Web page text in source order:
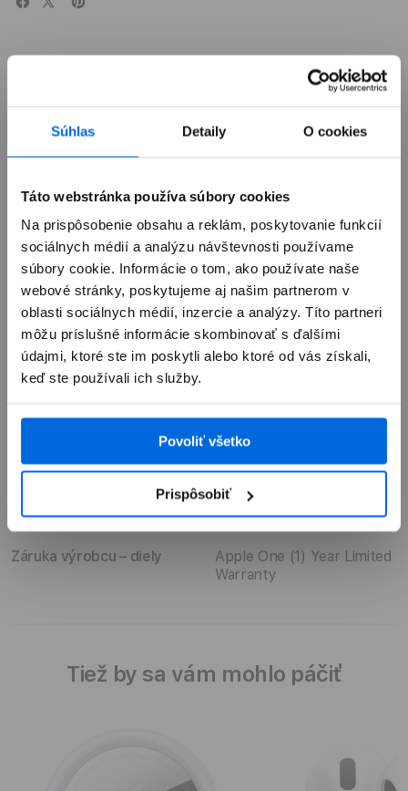
Súhlas Detaily O cookies
Táto webstránka používa súbory cookies
Na prispôsobenie obsahu a reklám, poskytovanie funkcií
sociálnych médií a analýzu návštevnosti používame
súbory cookie. Informácie o tom, ako používate naše
webové stránky, poskytujeme aj našim partnerom v
oblasti sociálnych médií, inzercie a analýzy. Títo partneri
môžu príslušné informácie skombinovať s ďalšími
údajmi, ktoré ste im poskytli alebo ktoré od vás získali,
keď ste používali ich služby.
Povoliť všetko
Prispôsobiť
Prehľad
offers front and back protection for your device. It
automatically wakes your iPad when opened and puts
it to sleep when closed. The Smart Folio attaches
magnetically, and you can easily fold it into different
positions to create a stand for reading, viewing,
typing or making FaceTime calls.
Čo sa nachádza v krabici
Smart Folio
Záruka
Záruka výrobcu – práca
Apple One (1) Year Limited
Warranty
Záruka výrobcu – diely
Apple One (1) Year Limited
Warranty
Tiež by sa vám mohlo páčiť